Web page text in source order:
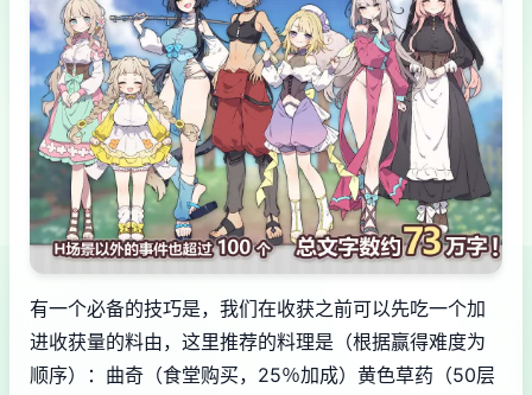
有一个必备的技巧是，我们在收获之前可以先吃一个加
进收获量的料由，这里推荐的料理是（根据赢得难度为
顺序）：曲奇（食堂购买，25％加成）黄色草药（50层